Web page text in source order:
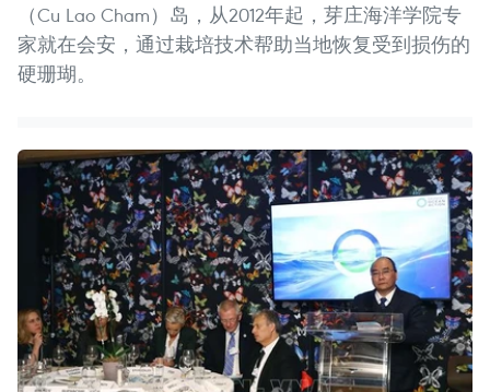
（Cu Lao Cham）岛，从2012年起，芽庄海洋学院专
家就在会安，通过栽培技术帮助当地恢复受到损伤的
硬珊瑚。